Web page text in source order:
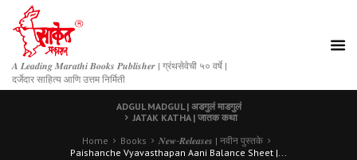
𝑨 𝑳𝒆𝒂𝒅𝒊𝒏𝒈 𝑴𝒂𝒓𝒂𝒕𝒉𝒊 𝑩𝒐𝒐𝒌𝒔 𝑷𝒖𝒃𝒍𝒊𝒔𝒉𝒆𝒓 | ग्रंथसेवेची ५० वर्षे |
दर्जेदार साहित्य आणि उत्तम निर्मिती
ADGUL MADGUL | अडगुलं माडगुलं
JATAK KATHA | जातक कथा
Home
Books
𝑵𝒆𝒘-𝑹𝒆𝒍𝒆𝒂𝒔𝒆𝒔 | नवीन पुस्तके
Paishanche Vyavasthapan Aani Balance Sheet |...